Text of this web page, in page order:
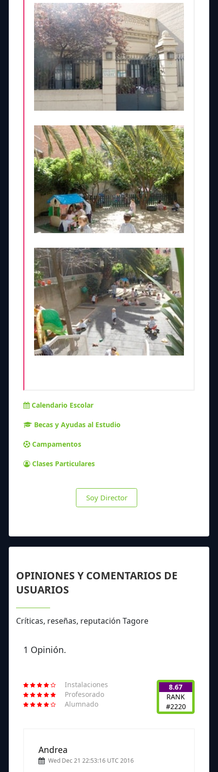
Calendario Escolar
Becas y Ayudas al Estudio
Campamentos
Clases Particulares
Soy Director
OPINIONES Y COMENTARIOS DE
USUARIOS
Críticas, reseñas, reputación Tagore
1 Opinión.
Instalaciones
Profesorado
Alumnado
8.67
RANK
#2220
Andrea
Wed Dec 21 22:53:16 UTC 2016